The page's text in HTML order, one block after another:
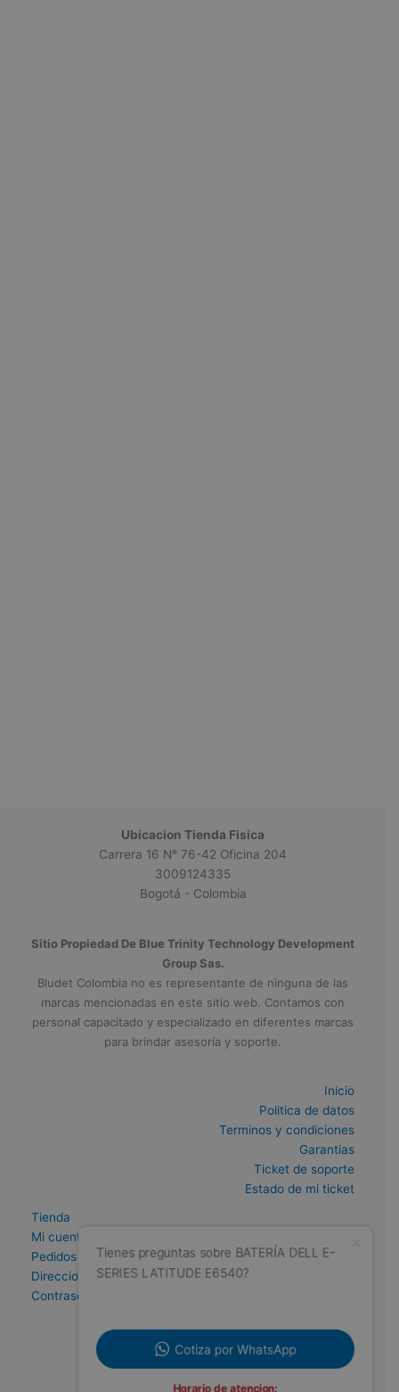
Ubicacion Tienda Fisica
Carrera 16 N° 76-42 Oficina 204
3009124335
Bogotá - Colombia
Sitio Propiedad De Blue Trinity Technology Development
Group Sas.
Bludet Colombia no es representante de ninguna de las
marcas mencionadas en este sitio web. Contamos con
personal capacitado y especializado en diferentes marcas
para brindar asesoría y soporte.
Inicio
Politica de datos
Terminos y condiciones
Garantias
Ticket de soporte
Estado de mi ticket
Tienda
Mi cuenta
Pedidos
Direccion
Contraseña perdida
Tienes preguntas sobre BATERÍA DELL E-
Cotiza por WhatsApp